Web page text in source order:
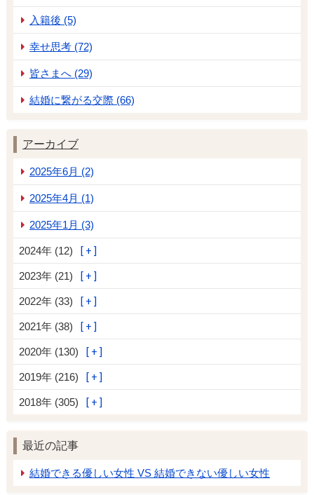
入籍後 (5)
幸せ思考 (72)
皆さまへ (29)
結婚に繋がる交際 (66)
アーカイブ
2025年6月 (2)
2025年4月 (1)
2025年1月 (3)
2024年 (12)
2023年 (21)
2022年 (33)
2021年 (38)
2020年 (130)
2019年 (216)
2018年 (305)
最近の記事
結婚できる優しい女性 VS 結婚できない優しい女性